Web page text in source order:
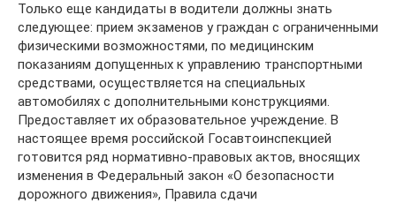
Только еще кандидаты в водители должны знать
следующее: прием экзаменов у граждан с ограниченными
физическими возможностями, по медицинским
показаниям допущенных к управлению транспортными
средствами, осуществляется на специальных
автомобилях с дополнительными конструкциями.
Предоставляет их образовательное учреждение. В
настоящее время российской Госавтоинспекцией
готовится ряд нормативно-правовых актов, вносящих
изменения в Федеральный закон «О безопасности
дорожного движения», Правила сдачи